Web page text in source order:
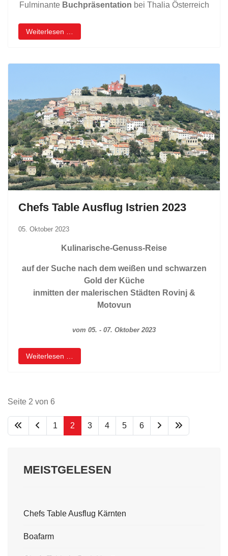
Fulminante Buchpräsentation bei Thalia Österreich
Weiterlesen …
Chefs Table Ausflug Istrien 2023
05. Oktober 2023
Kulinarische-Genuss-Reise
auf der Suche nach dem weißen und schwarzen
Gold der Küche
inmitten der malerischen Städten Rovinj &
Motovun
vom 05. - 07. Oktober 2023
Weiterlesen …
Seite 2 von 6
1 2 3 4 5 6
MEISTGELESEN
Chefs Table Ausflug Kärnten
Boafarm